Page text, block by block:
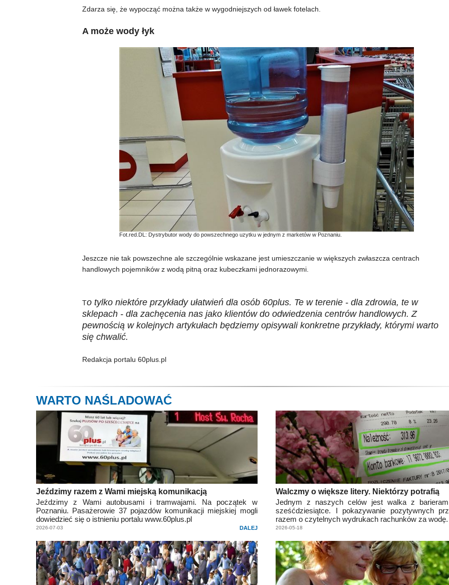
Zdarza się, że wypocząć można także w wygodniejszych od ławek fotelach.
A może wody łyk
Fot.red.DL: Dystrybutor wody do powszechnego uzytku w jednym z marketów w Poznaniu.
Jeszcze nie tak powszechne ale szczególnie wskazane jest umieszczanie w większych zwłaszcza centrach
handlowych pojemników z wodą pitną oraz kubeczkami jednorazowymi.
To tylko niektóre przykłady ułatwień dla osób 60plus. Te w terenie - dla zdrowia, te w
sklepach - dla zachęcenia nas jako klientów do odwiedzenia centrów handlowych. Z
pewnością w kolejnych artykułach będziemy opisywali konkretne przykłady, którymi warto
się chwalić.
Redakcja portalu 60plus.pl
WARTO NAŚLADOWAĆ
Jeździmy razem z Wami miejską komunikacją
Jeździmy z Wami autobusami i tramwajami. Na początek w
Poznaniu. Pasażerowie 37 pojazdów komunikacji miejskiej mogli
dowiedzieć się o istnieniu portalu www.60plus.pl
2026-07-03 DALEJ
Walczmy o większe litery. Niektórzy potrafią
Jednym z naszych celów jest walka z
sześćdziesiątce. I pokazywanie pozytywnych
razem o czytelnych wydrukach rachunków za wodę.
2026-05-18